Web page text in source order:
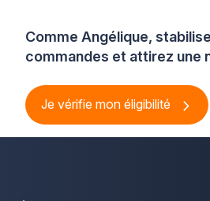
Comme Angélique,
commandes et attirez une
Je vérifie mon éligibilité